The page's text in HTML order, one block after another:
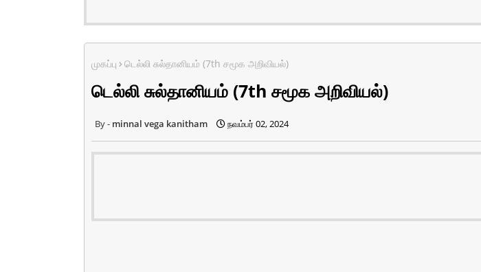
முகப்பு டெல்லி சுல்தானியம் (7th சமூக அறிவியல்)
டெல்லி சுல்தானியம் (7th சமூக அறிவியல்)
minnal vega kanitham நவம்பர் 02, 2024